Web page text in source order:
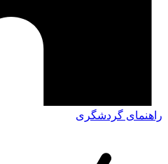
راهنمای گردشگری